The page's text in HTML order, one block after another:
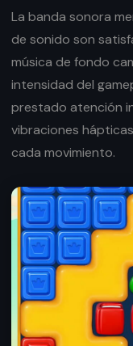
La banda sonora
de sonido son
música de fondo
intensidad del
prestado atención
vibraciones
cada movimiento.